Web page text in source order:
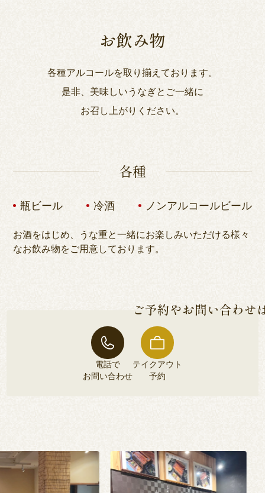
お飲み物
各種アルコールを取り揃えております。
是非、美味しいうなぎとご一緒に
お召し上がりください。
各種
瓶ビール 冷酒 ノンアルコールビール
お酒をはじめ、うな重と一緒にお楽しみいただける様々
なお飲み物をご用意しております。
ご予約やお問い合わせ
電話で
お問い合わせ
テイクアウト
予約